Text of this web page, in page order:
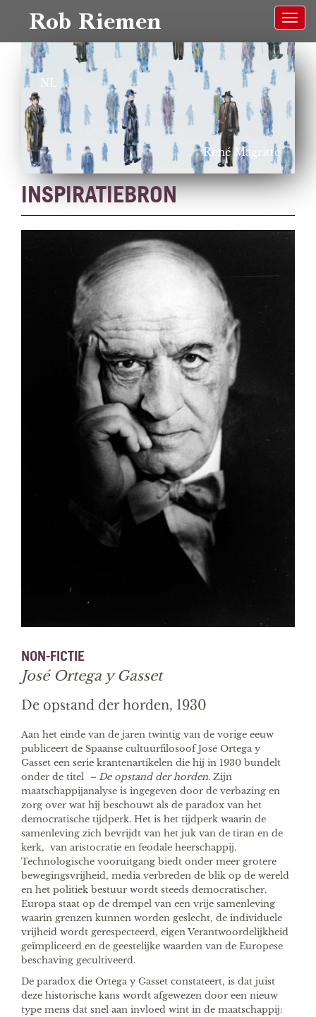
Rob Riemen
NL
René Magritte
INSPIRATIEBRON
NON-FICTIE
José Ortega y Gasset
De opstand der horden, 1930
Aan het einde van de jaren twintig van de vorige eeuw
publiceert de Spaanse cultuurfilosoof José Ortega y
Gasset een serie krantenartikelen die hij in 1930 bundelt
onder de titel – De opstand der horden. Zijn
maatschappijanalyse is ingegeven door de verbazing en
zorg over wat hij beschouwt als de paradox van het
democratische tijdperk. Het is het tijdperk waarin de
samenleving zich bevrijdt van het juk van de tiran en de
kerk, van aristocratie en feodale heerschappij.
Technologische vooruitgang biedt onder meer grotere
bewegingsvrijheid, media verbreden de blik op de wereld
en het politiek bestuur wordt steeds democratischer.
Europa staat op de drempel van een vrije samenleving
waarin grenzen kunnen worden geslecht, de individuele
vrijheid wordt gerespecteerd, eigen Verantwoordelijkheid
geïmpliceerd en de geestelijke waarden van de Europese
beschaving gecultiveerd.
De paradox die Ortega y Gasset constateert, is dat juist
deze historische kans wordt afgewezen door een nieuw
type mens dat snel aan invloed wint in de maatschappij: